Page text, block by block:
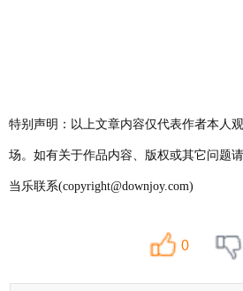
特别声明：以上文章内容仅代表作者本人
场。如有关于作品内容、版权或其它问题
当乐联系(copyright@downjoy.com)
0